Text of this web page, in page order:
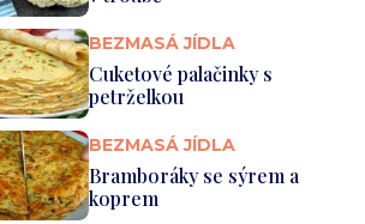
BEZMASÁ JÍDLA
Cuketové palačinky s
petrželkou
BEZMASÁ JÍDLA
Bramboráky se sýrem a
koprem